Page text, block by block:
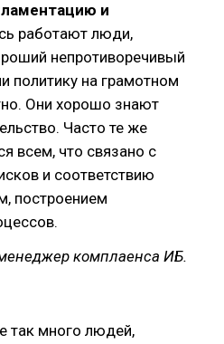
и
работают люди,
непротиворечивый
политику на грамотном
Они хорошо знают
Часто те же
всем, что связано с
и соответствию
построением
комплаенса ИБ.
так много людей,